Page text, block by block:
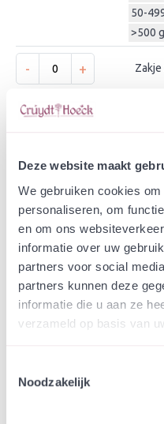
Deze website maakt
We gebruiken cookies
personaliseren, om
en om ons
informatie over uw
partners voor social
partners kunnen deze
informatie die u aan ze
verzameld op basis van
Noodzakelijk
50-
>500
- +
- +
In winkelwagen
Natuurvriendelijke kwekerij
Jouw bestelling draagt bij
Nederland vind je de
voornamelijk in Zuid-